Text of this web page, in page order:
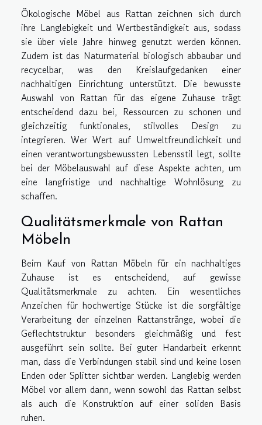
Ökologische Möbel aus Rattan zeichnen sich durch
ihre Langlebigkeit und Wertbeständigkeit aus, sodass
sie über viele Jahre hinweg genutzt werden können.
Zudem ist das Naturmaterial biologisch abbaubar und
recycelbar, was den Kreislaufgedanken einer
nachhaltigen Einrichtung unterstützt. Die bewusste
Auswahl von Rattan für das eigene Zuhause trägt
entscheidend dazu bei, Ressourcen zu schonen und
gleichzeitig funktionales, stilvolles Design zu
integrieren. Wer Wert auf Umweltfreundlichkeit und
einen verantwortungsbewussten Lebensstil legt, sollte
bei der Möbelauswahl auf diese Aspekte achten, um
eine langfristige und nachhaltige Wohnlösung zu
schaffen.
Qualitätsmerkmale von Rattan
Möbeln
Beim Kauf von Rattan Möbeln für ein nachhaltiges
Zuhause ist es entscheidend, auf gewisse
Qualitätsmerkmale zu achten. Ein wesentliches
Anzeichen für hochwertige Stücke ist die sorgfältige
Verarbeitung der einzelnen Rattanstränge, wobei die
Geflechtstruktur besonders gleichmäßig und fest
ausgeführt sein sollte. Bei guter Handarbeit erkennt
man, dass die Verbindungen stabil sind und keine losen
Enden oder Splitter sichtbar werden. Langlebig werden
Möbel vor allem dann, wenn sowohl das Rattan selbst
als auch die Konstruktion auf einer soliden Basis
ruhen.